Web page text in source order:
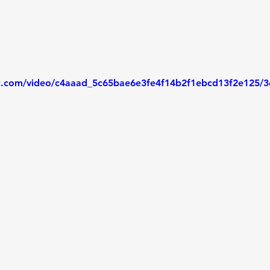
video/c4aaad_5c65bae6e3fe4f14b2f1ebcd13f2e125/